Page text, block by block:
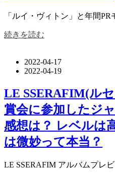
「ルイ・ヴィトン」と年間
続きを読む
2022-04-17
2022-04-19
LE SSERAFIM(ル
賞会に参加したジ
感想は？ レベルは
は微妙って本当？
LE SSERAFIM アルバムプレ